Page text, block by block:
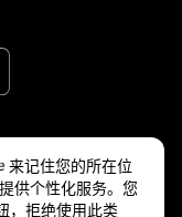
来记住您的所在位
供个性化服务。您
，拒绝使用此类